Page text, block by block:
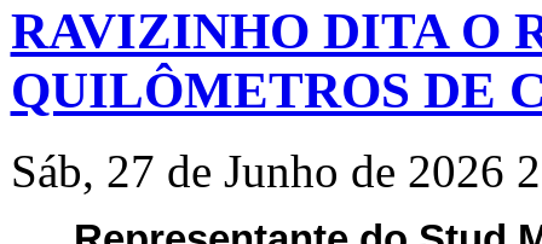
RAVIZINHO DITA O
QUILÔMETROS DE
Sáb, 27 de Junho de 2026